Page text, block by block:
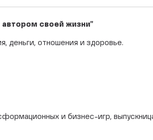
автором своей жизни"
деньги, отношения и здоровье.
и бизнес-игр,